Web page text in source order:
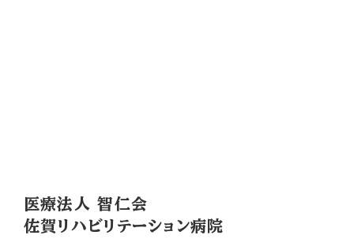
医療法人 智仁会
佐賀リハビリテーション病院